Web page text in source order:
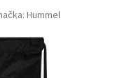
Hummel